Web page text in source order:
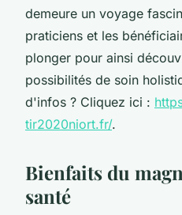
demeure un voyage
praticiens et les
plonger pour ainsi
possibilités de soin
d'infos ? Cliquez ici :
tir2020niort.fr/.
Bienfaits du
santé